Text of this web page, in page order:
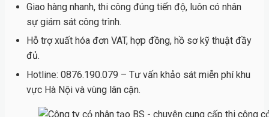
Giao hàng nhanh, thi công đúng tiến độ, luôn có nhân
sự giám sát công trình.
Hỗ trợ xuất hóa đơn VAT, hợp đồng, hồ sơ kỹ thuật đầy
đủ.
Hotline: 0876.190.079 – Tư vấn khảo sát miễn phí khu
vực Hà Nội và vùng lân cận.